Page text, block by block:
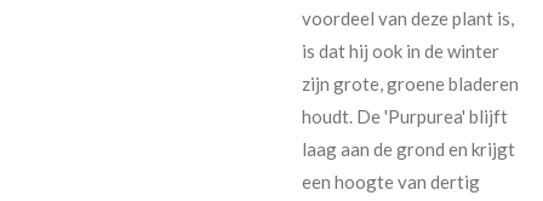
voordeel van deze plant is,
is dat hij ook in de winter
zijn grote, groene bladeren
houdt. De 'Purpurea' blijft
laag aan de grond en krijgt
een hoogte van dertig